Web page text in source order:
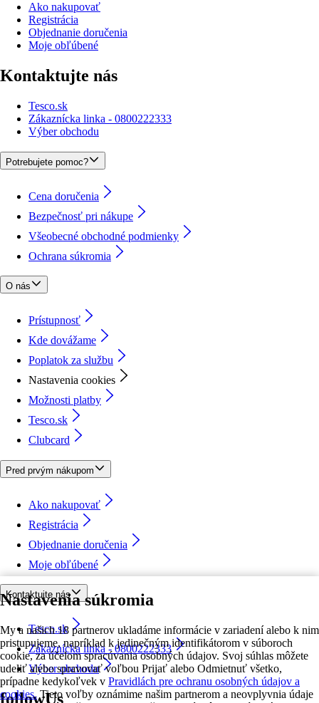
Nastavenia súkromia
My a našich 18 partnerov ukladáme informácie v zariadení alebo k nim
pristupujeme, napríklad k jedinečným identifikátorom v súboroch
cookie, za účelom spracúvania osobných údajov. Svoj súhlas môžete
udeliť alebo spravovať voľbou Prijať alebo Odmietnuť všetko,
prípadne kedykoľvek v Pravidlách pre ochranu osobných údajov a
cookies. Tieto voľby oznámime našim partnerom a neovplyvnia údaje
Ako nakupovať
Registrácia
Objednanie doručenia
Moje obľúbené
Kontaktujte nás
Tesco.sk
Zákaznícka linka - 0800222333
Výber obchodu
Potrebujete pomoc?
Cena doručenia
Bezpečnosť pri nákupe
Všeobecné obchodné podmienky
Ochrana súkromia
O nás
Prístupnosť
Kde dovážame
Poplatok za službu
Nastavenia cookies
Možnosti platby
Tesco.sk
Clubcard
Pred prvým nákupom
Ako nakupovať
Registrácia
Objednanie doručenia
Moje obľúbené
Kontaktujte nás
Tesco.sk
Zákaznícka linka - 0800222333
Výber obchodu
followUs